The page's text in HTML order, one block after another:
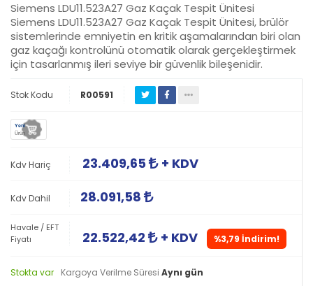
Siemens LDU11.523A27 Gaz Kaçak Tespit Ünitesi
Siemens LDU11.523A27 Gaz Kaçak Tespit Ünitesi, brülör
sistemlerinde emniyetin en kritik aşamalarından biri olan
gaz kaçağı kontrolünü otomatik olarak gerçekleştirmek
için tasarlanmış ileri seviye bir güvenlik bileşenidir.
Stok Kodu R00591
Yeni
Ürün
Kdv Hariç 23.409,65 + KDV
Kdv Dahil 28.091,58
Havale / EFT
Fiyatı
22.522,42 + KDV %3,79 İndirim!
Stokta var Kargoya Verilme Süresi Aynı gün